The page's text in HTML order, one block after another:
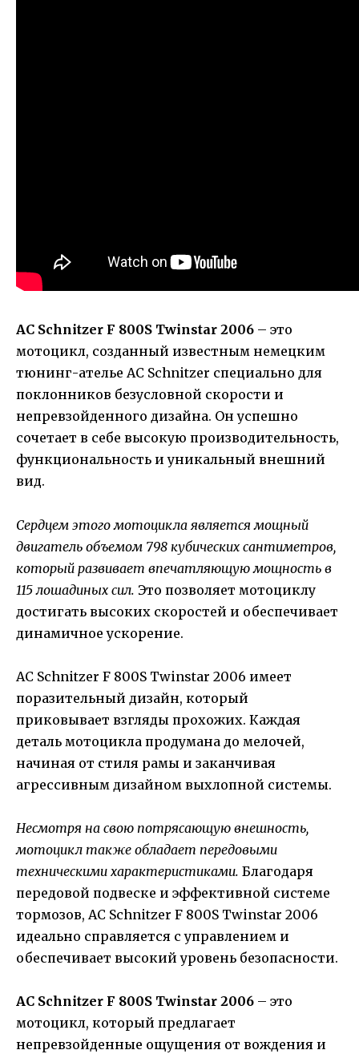
AC Schnitzer F 800S Twinstar 2006 – это
мотоцикл, созданный известным немецким
тюнинг-ателье AC Schnitzer специально для
поклонников безусловной скорости и
непревзойденного дизайна. Он успешно
сочетает в себе высокую производительность,
функциональность и уникальный внешний
вид.
Сердцем этого мотоцикла является мощный
двигатель объемом 798 кубических сантиметров,
который развивает впечатляющую мощность в
115 лошадиных сил. Это позволяет мотоциклу
достигать высоких скоростей и обеспечивает
динамичное ускорение.
AC Schnitzer F 800S Twinstar 2006 имеет
поразительный дизайн, который
приковывает взгляды прохожих. Каждая
деталь мотоцикла продумана до мелочей,
начиная от стиля рамы и заканчивая
агрессивным дизайном выхлопной системы.
Несмотря на свою потрясающую внешность,
мотоцикл также обладает передовыми
техническими характеристиками. Благодаря
передовой подвеске и эффективной системе
тормозов, AC Schnitzer F 800S Twinstar 2006
идеально справляется с управлением и
обеспечивает высокий уровень безопасности.
AC Schnitzer F 800S Twinstar 2006 – это
мотоцикл, который предлагает
непревзойденные ощущения от вождения и